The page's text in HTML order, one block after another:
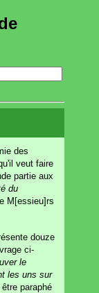
des
veut faire
partie aux
du
M[essieu]rs
douze
ci-
le
les uns sur
être paraphé